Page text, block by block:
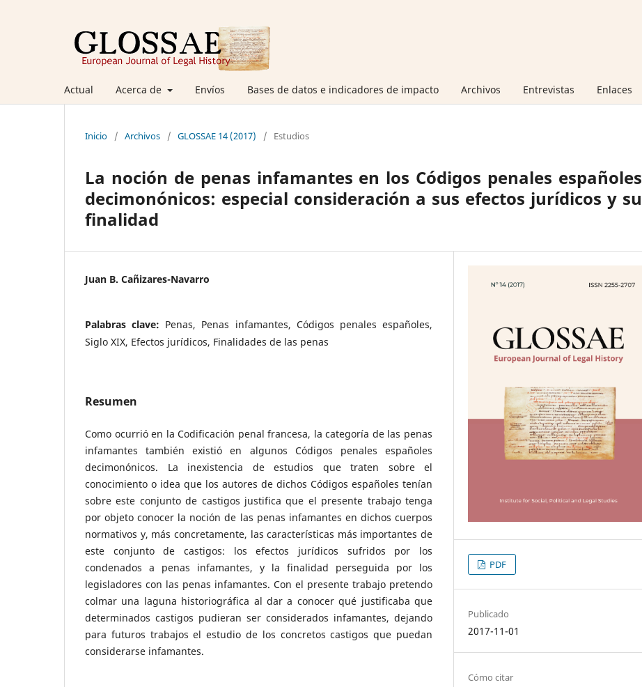
Actual Acerca de Envíos Bases de datos e indicadores de impacto Archivos Entrevistas Enlaces
Inicio / Archivos / GLOSSAE 14 (2017) / Estudios
La noción de penas infamantes en los Códigos penales españoles
decimonónicos: especial consideración a sus efectos jurídicos y su
finalidad
Juan B. Cañizares-Navarro
Palabras clave: Penas, Penas infamantes, Códigos penales españoles,
Siglo XIX, Efectos jurídicos, Finalidades de las penas
Resumen
Como ocurrió en la Codificación penal francesa, la categoría de las penas
infamantes también existió en algunos Códigos penales españoles
decimonónicos. La inexistencia de estudios que traten sobre el
conocimiento o idea que los autores de dichos Códigos españoles tenían
sobre este conjunto de castigos justifica que el presente trabajo tenga
por objeto conocer la noción de las penas infamantes en dichos cuerpos
normativos y, más concretamente, las características más importantes de
este conjunto de castigos: los efectos jurídicos sufridos por los
condenados a penas infamantes, y la finalidad perseguida por los
legisladores con las penas infamantes. Con el presente trabajo pretendo
colmar una laguna historiográfica al dar a conocer qué justificaba que
determinados castigos pudieran ser considerados infamantes, dejando
para futuros trabajos el estudio de los concretos castigos que puedan
considerarse infamantes.
PDF
Publicado
2017-11-01
Cómo citar